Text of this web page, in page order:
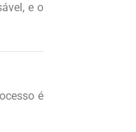
e o
é